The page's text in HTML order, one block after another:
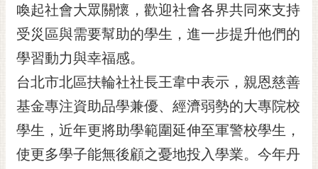
箱
English
日
本
語
隱
私
權
喚起社會大眾關懷，歡迎社會各界共同來支持
受災區與需要幫助的學生，進一步提升他們的
學習動力與幸福感。
台北市北區扶輪社社長王韋中表示，親恩慈善
基金專注資助品學兼優、經濟弱勢的大專院校
學生，近年更將助學範圍延伸至軍警校學生，
使更多學子能無後顧之憂地投入學業。今年丹